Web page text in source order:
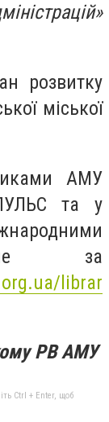
розвитку
міської
ами АМУ
та у
за
librar
РВ АМУ
Ctrl + Enter, щоб